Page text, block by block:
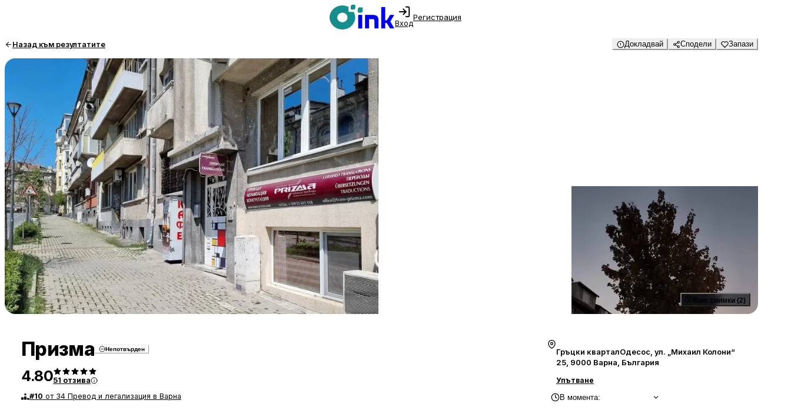
Вход
Регистрация
Назад към резултатите Докладвай Сподели Запази
Виж снимки (2)
Призма Непотвърден
4.8051 отзива
#10 от 34 Превод и легализация в Варна
Гръцки кварталОдесос, ул. „Михаил Колони“
25, 9000 Варна, България
Упътване
В момента: